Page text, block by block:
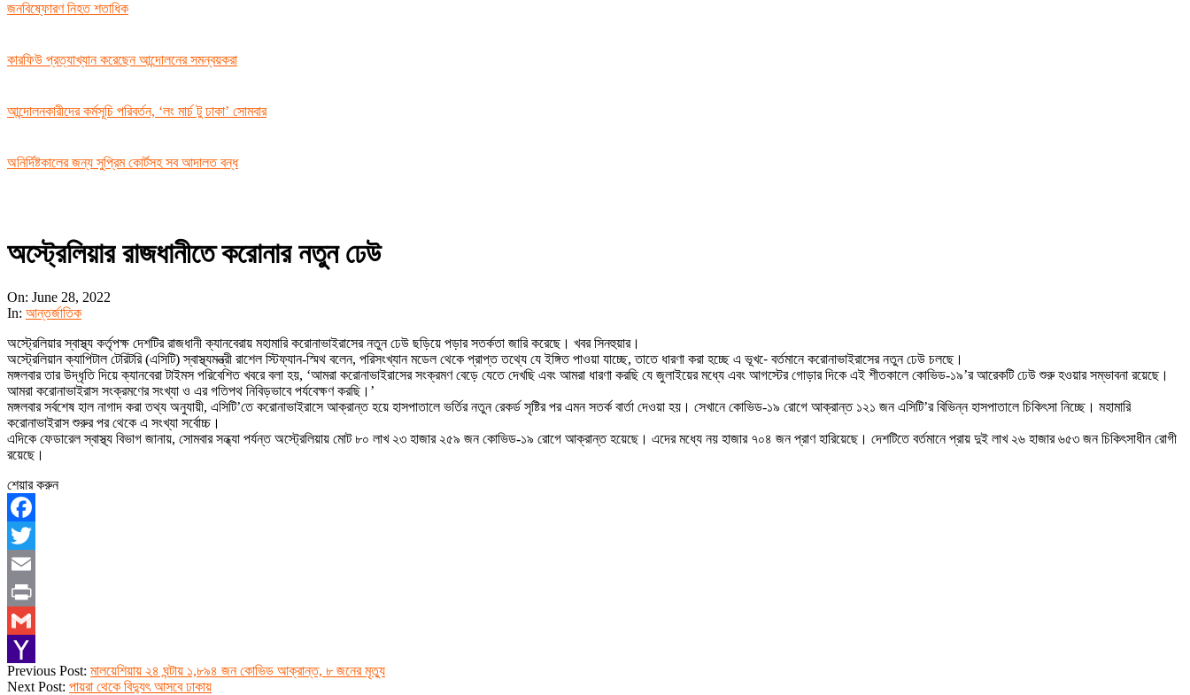
জনবিষ্ফোরণ নিহত শতাধিক
কারফিউ প্রত্যাখ্যান করেছেন আন্দোলনের সমন্বয়করা
আন্দোলনকারীদের কর্মসূচি পরিবর্তন, ‘লং মার্চ টু ঢাকা’ সোমবার
অনির্দিষ্টকালের জন্য সুপ্রিম কোর্টসহ সব আদালত বন্ধ
অস্ট্রেলিয়ার রাজধানীতে করোনার নতুন ঢেউ
On: June 28, 2022
In: আন্তর্জাতিক
অস্ট্রেলিয়ার স্বাস্থ্য কর্তৃপক্ষ দেশটির রাজধানী ক্যানবেরায় মহামারি করোনাভাইরাসের নতুন ঢেউ ছড়িয়ে পড়ার সতর্কতা জারি করেছে। খবর সিনহুয়ার।
অস্ট্রেলিয়ান ক্যাপিটাল টেরিটরি (এসিটি) স্বাস্থ্যমন্ত্রী রাশেল স্টিফ্যান-স্মিথ বলেন, পরিসংখ্যান মডেল থেকে প্রাপ্ত তথ্যে যে ইঙ্গিত পাওয়া যাচ্ছে, তাতে ধারণা করা হচ্ছে এ ভূখ-ে বর্তমানে করোনাভাইরাসের নতুন ঢেউ চলছে।
মঙ্গলবার তার উদ্ধৃতি দিয়ে ক্যানবেরা টাইমস পরিবেশিত খবরে বলা হয়, ‘আমরা করোনাভাইরাসের সংক্রমণ বেড়ে যেতে দেখছি এবং আমরা ধারণা করছি যে জুলাইয়ের মধ্যে এবং আগস্টের গোড়ার দিকে এই শীতকালে কোভিড-১৯’র আরেকটি ঢেউ শুরু হওয়ার সম্ভাবনা রয়েছে।
আমরা করোনাভাইরাস সংক্রমণের সংখ্যা ও এর গতিপথ নিবিড়ভাবে পর্যবেক্ষণ করছি।’
মঙ্গলবার সর্বশেষ হাল নাগাদ করা তথ্য অনুযায়ী, এসিটি’তে করোনাভাইরাসে আক্রান্ত হয়ে হাসপাতালে ভর্তির নতুন রেকর্ড সৃষ্টির পর এমন সতর্ক বার্তা দেওয়া হয়। সেখানে কোভিড-১৯ রোগে আক্রান্ত ১২১ জন এসিটি’র বিভিন্ন হাসপাতালে চিকিৎসা নিচ্ছে। মহামারি
করোনাভাইরাস শুরুর পর থেকে এ সংখ্যা সর্বোচ্চ।
এদিকে ফেডারেল স্বাস্থ্য বিভাগ জানায়, সোমবার সন্ধ্যা পর্যন্ত অস্ট্রেলিয়ায় মোট ৮০ লাখ ২৩ হাজার ২৫৯ জন কোভিড-১৯ রোগে আক্রান্ত হয়েছে। এদের মধ্যে নয় হাজার ৭০৪ জন প্রাণ হারিয়েছে। দেশটিতে বর্তমানে প্রায় দুই লাখ ২৬ হাজার ৬৫৩ জন চিকিৎসাধীন রোগী
রয়েছে।
শেয়ার করুন
Facebook
Twitter
Email
Print
Gmail
Yahoo
2022-
06-
Previous Post: মালয়েশিয়ায় ২৪ ঘন্টায় ১,৮৯৪ জন কোভিড আক্রান্ত, ৮ জনের মৃত্যু
Next Post: পায়রা থেকে বিদ্যুৎ আসবে ঢাকায়